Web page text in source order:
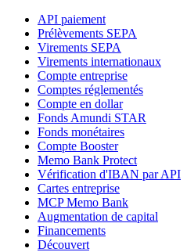
API paiement
Prélèvements SEPA
Virements SEPA
Virements internationaux
Compte entreprise
Comptes réglementés
Compte en dollar
Fonds Amundi STAR
Fonds monétaires
Compte Booster
Memo Bank Protect
Vérification d'IBAN par API
Cartes entreprise
MCP Memo Bank
Augmentation de capital
Financements
Découvert